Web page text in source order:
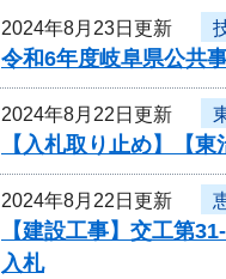
2024年8月23日更新
令和6年度岐阜県公共
2024年8月22日更新
【入札取り止め】【
2024年8月22日更新
【建設工事】交工第
入札